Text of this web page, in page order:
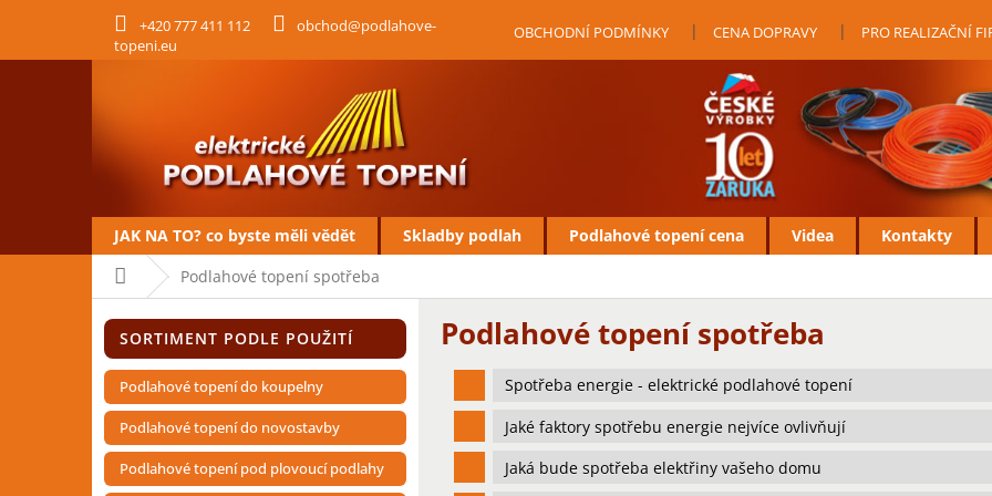
+420 777 411 112
obchod@podlahove-
topeni.eu
OBCHODNÍ PODMÍNKY CENA DOPRAVY PRO REALIZAČNÍ
JAK NA TO? co byste měli vědět Skladby podlah Podlahové topení cena Videa Kontakty
Domů Podlahové topení spotřeba
n
n
Přeskočit
kategorie
SORTIMENT PODLE POUŽITÍ
Podlahové topení do koupelny
Podlahové topení do novostavby
Podlahové topení pod plovoucí podlahy
Podlahové topení spotřeba
Spotřeba energie - elektrické podlahové topení
Jaké faktory spotřebu energie nejvíce ovlivňují
Jaká bude spotřeba elektřiny vašeho domu